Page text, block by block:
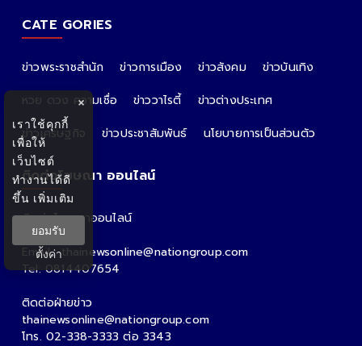
CATE GORIES
ข่าวพระราชสำนัก ข่าวการเมือง ข่าวสังคม
ข่าวบันเทิง
หวย ดวง ความเชื่อ
ข่าววาไรตี้
ข่าวต่างประเทศ
ข่าวเศรษฐกิจ
ข่าวประชาสัมพันธ์ นโยบายการเป็นส่วนตัว
ติดต่อโฆษณา ออนไลน์
ติดต่อโฆษณาออนไลน์
คุณอ้อ
Email : thainewsonline@nationgroup.com
Tel: 0814407654
ติดต่อฝ่ายข่าว
thainewsonline@nationgroup.com
โทร. 02-338-3333 ต่อ 3343
×
เราใช้คุกกี้
เพื่อให้
เว็บไซต์
ทำงานได้ดี
ขึ้น เพิ่มเติม
ยอมรับ
ตั้งค่า